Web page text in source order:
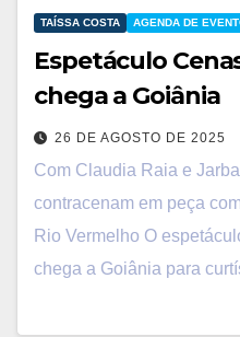
TAÍSSA COSTA AGENDA DE
Espetáculo
chega a Goiânia
26 DE AGOSTO DE 2025
Com Claudia Raia e
contracenam em peça
Rio Vermelho O
chega a Goiânia para